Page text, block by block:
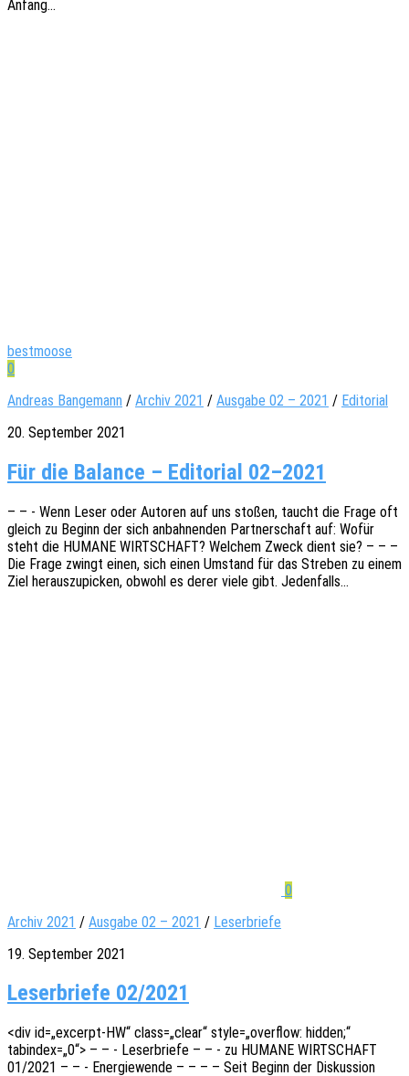
Anfang…
bestmoose
0
Andreas Bangemann / Archiv 2021 / Ausgabe 02 – 2021 / Editorial
20. September 2021
Für die Balance – Editorial 02–2021
– – - Wenn Leser oder Autoren auf uns stoßen, taucht die Frage oft
gleich zu Beginn der sich anbah­nen­den Part­ner­schaft auf: Wofür
steht die HUMANE WIRTSCHAFT? Welchem Zweck dient sie? – – –
Die Frage zwingt einen, sich einen Umstand für das Stre­ben zu einem
Ziel heraus­zu­pi­cken, obwohl es derer viele gibt. Jedenfalls…
0
Archiv 2021 / Ausgabe 02 – 2021 / Leserbriefe
19. September 2021
Leserbriefe 02/2021
<div id=„excerpt-HW“ class=„clear“ style=„overflow: hidden;“
tabindex=„0“> – – - Leser­brie­fe – – - zu HUMANE WIRTSCHAFT
01/2021 – – - Ener­gie­wen­de – – – – Seit Beginn der Diskus­si­on